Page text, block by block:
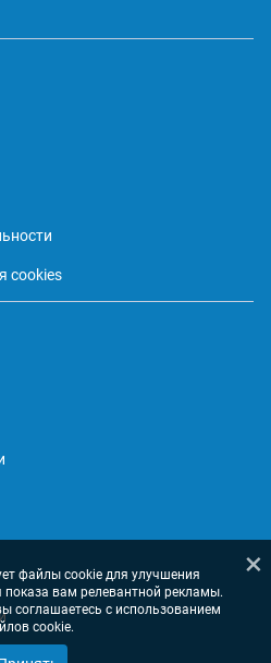
cookies
×
файлы cookie для улучшения
вам релевантной рекламы.
соглашаетесь с использованием
cookie.